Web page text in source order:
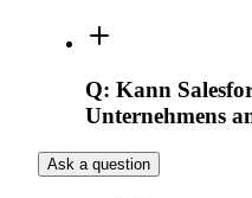
Q: Kann
Unternehmens
Ask a question